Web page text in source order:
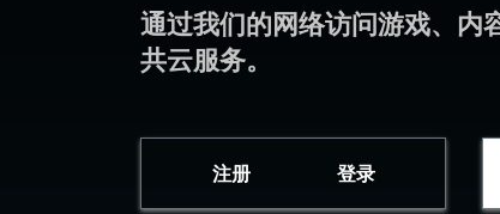
通过我们的网络访问游戏、内
共云服务。
注册 登录